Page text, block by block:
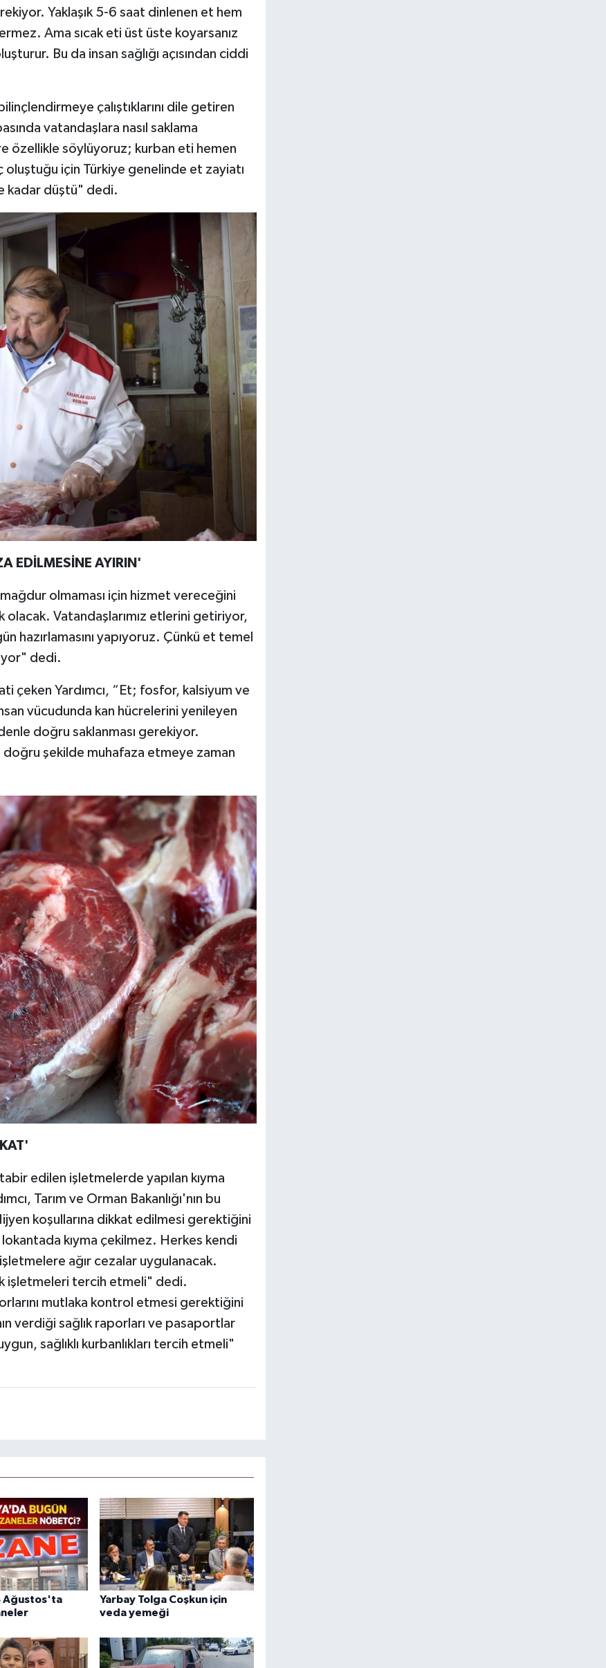
Yaklaşık 5-6 saat dinlenen et hem
Ama sıcak eti üst üste koyarsanız
Bu da insan sağlığı açısından ciddi
çalıştıklarını dile getiren
vatandaşlara nasıl saklama
özellikle söylüyoruz; kurban eti hemen
için Türkiye genelinde et zayiatı
kadar düştü" dedi.
EDİLMESİNE AYIRIN'
olmaması için hizmet vereceğini
olacak. Vatandaşlarımız etlerini getiriyor,
hazırlamasını yapıyoruz. Çünkü et temel
dedi.
çeken Yardımcı, “Et; fosfor, kalsiyum ve
vücudunda kan hücrelerini yenileyen
doğru saklanması gerekiyor.
doğru şekilde muhafaza etmeye zaman
edilen işletmelerde yapılan kıyma
Tarım ve Orman Bakanlığı'nın bu
koşullarına dikkat edilmesi gerektiğini
kıyma çekilmez. Herkes kendi
ağır cezalar uygulanacak.
işletmeleri tercih etmeli" dedi.
mutlaka kontrol etmesi gerektiğini
verdiği sağlık raporları ve pasaportlar
sağlıklı kurbanlıkları tercih etmeli"
Ağustos'ta
Yarbay Tolga Coşkun için
veda yemeği